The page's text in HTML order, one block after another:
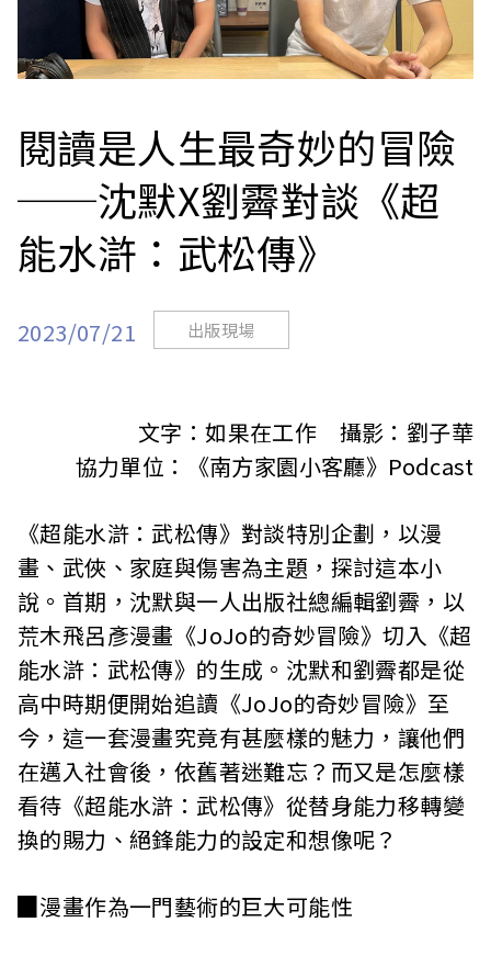
站
閱讀是人生最奇妙的冒險
──沈默X劉霽對談《超
能水滸：武松傳》
2023/07/21 出版現場
文字：如果在工作 攝影：劉子華
協力單位：《南方家園小客廳》Podcast
《超能水滸：武松傳》對談特別企劃，以漫
畫、武俠、家庭與傷害為主題，探討這本小
說。首期，沈默與一人出版社總編輯劉霽，以
荒木飛呂彥漫畫《JoJo的奇妙冒險》切入《超
能水滸：武松傳》的生成。沈默和劉霽都是從
高中時期便開始追讀《JoJo的奇妙冒險》至
今，這一套漫畫究竟有甚麼樣的魅力，讓他們
在邁入社會後，依舊著迷難忘？而又是怎麼樣
看待《超能水滸：武松傳》從替身能力移轉變
換的賜力、絕鋒能力的設定和想像呢？
▉漫畫作為一門藝術的巨大可能性